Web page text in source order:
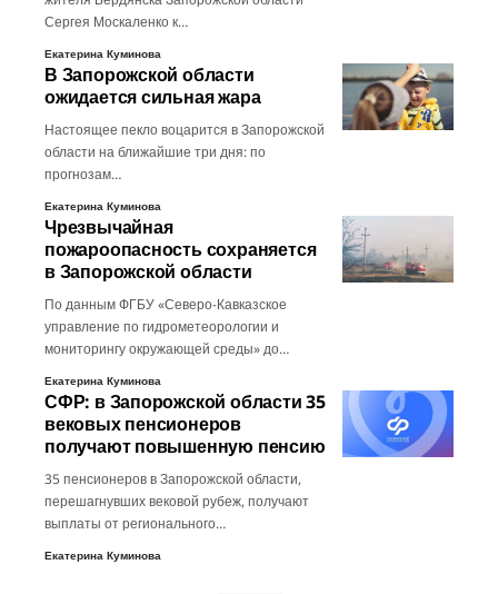
Сергея Москаленко к…
Екатерина Куминова
В Запорожской области
ожидается сильная жара
Настоящее пекло воцарится в Запорожской
области на ближайшие три дня: по
прогнозам…
Екатерина Куминова
Чрезвычайная
пожароопасность сохраняется
в Запорожской области
По данным ФГБУ «Северо-Кавказское
управление по гидрометеорологии и
мониторингу окружающей среды» до…
Екатерина Куминова
СФР: в Запорожской области 35
вековых пенсионеров
получают повышенную пенсию
35 пенсионеров в Запорожской области,
перешагнувших вековой рубеж, получают
выплаты от регионального…
Екатерина Куминова